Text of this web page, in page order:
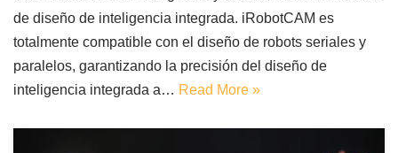
de diseño de inteligencia integrada. iRobotCAM es
totalmente compatible con el diseño de robots seriales y
paralelos, garantizando la precisión del diseño de
inteligencia integrada a… Read More »